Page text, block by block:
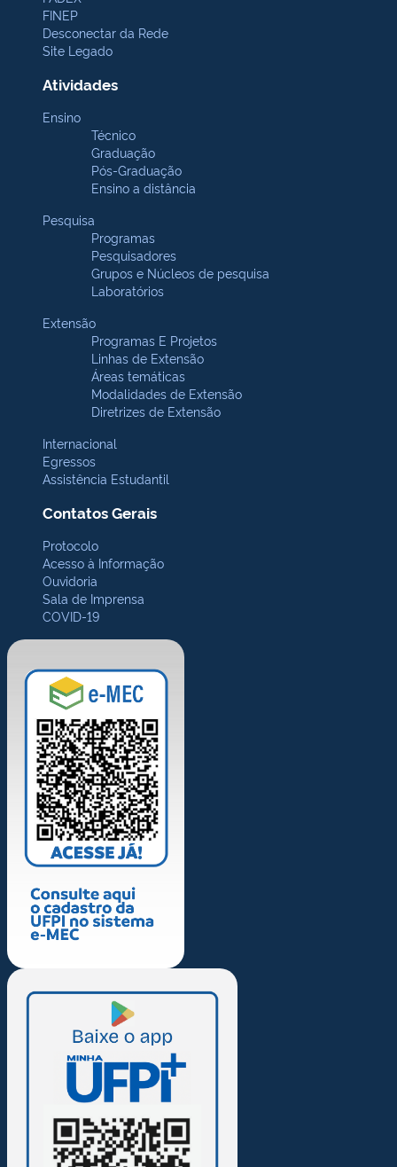
FINEP
Desconectar da Rede
Site Legado
Atividades
Ensino
Técnico
Graduação
Pós-Graduação
Ensino a distância
Pesquisa
Programas
Pesquisadores
Grupos e Núcleos de pesquisa
Laboratórios
Extensão
Programas E Projetos
Linhas de Extensão
Áreas temáticas
Modalidades de Extensão
Diretrizes de Extensão
Internacional
Egressos
Assistência Estudantil
Contatos Gerais
Protocolo
Acesso à Informação
Ouvidoria
Sala de Imprensa
COVID-19